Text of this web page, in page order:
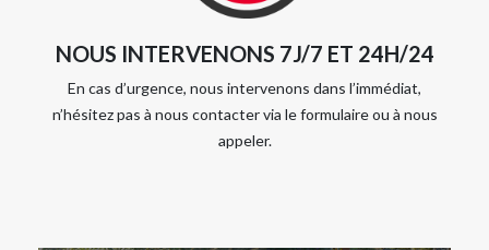
NOUS INTERVENONS 7J/7 ET 24H/24
En cas d’urgence, nous intervenons dans l’immédiat,
n’hésitez pas à nous contacter via le formulaire ou à nous
appeler.